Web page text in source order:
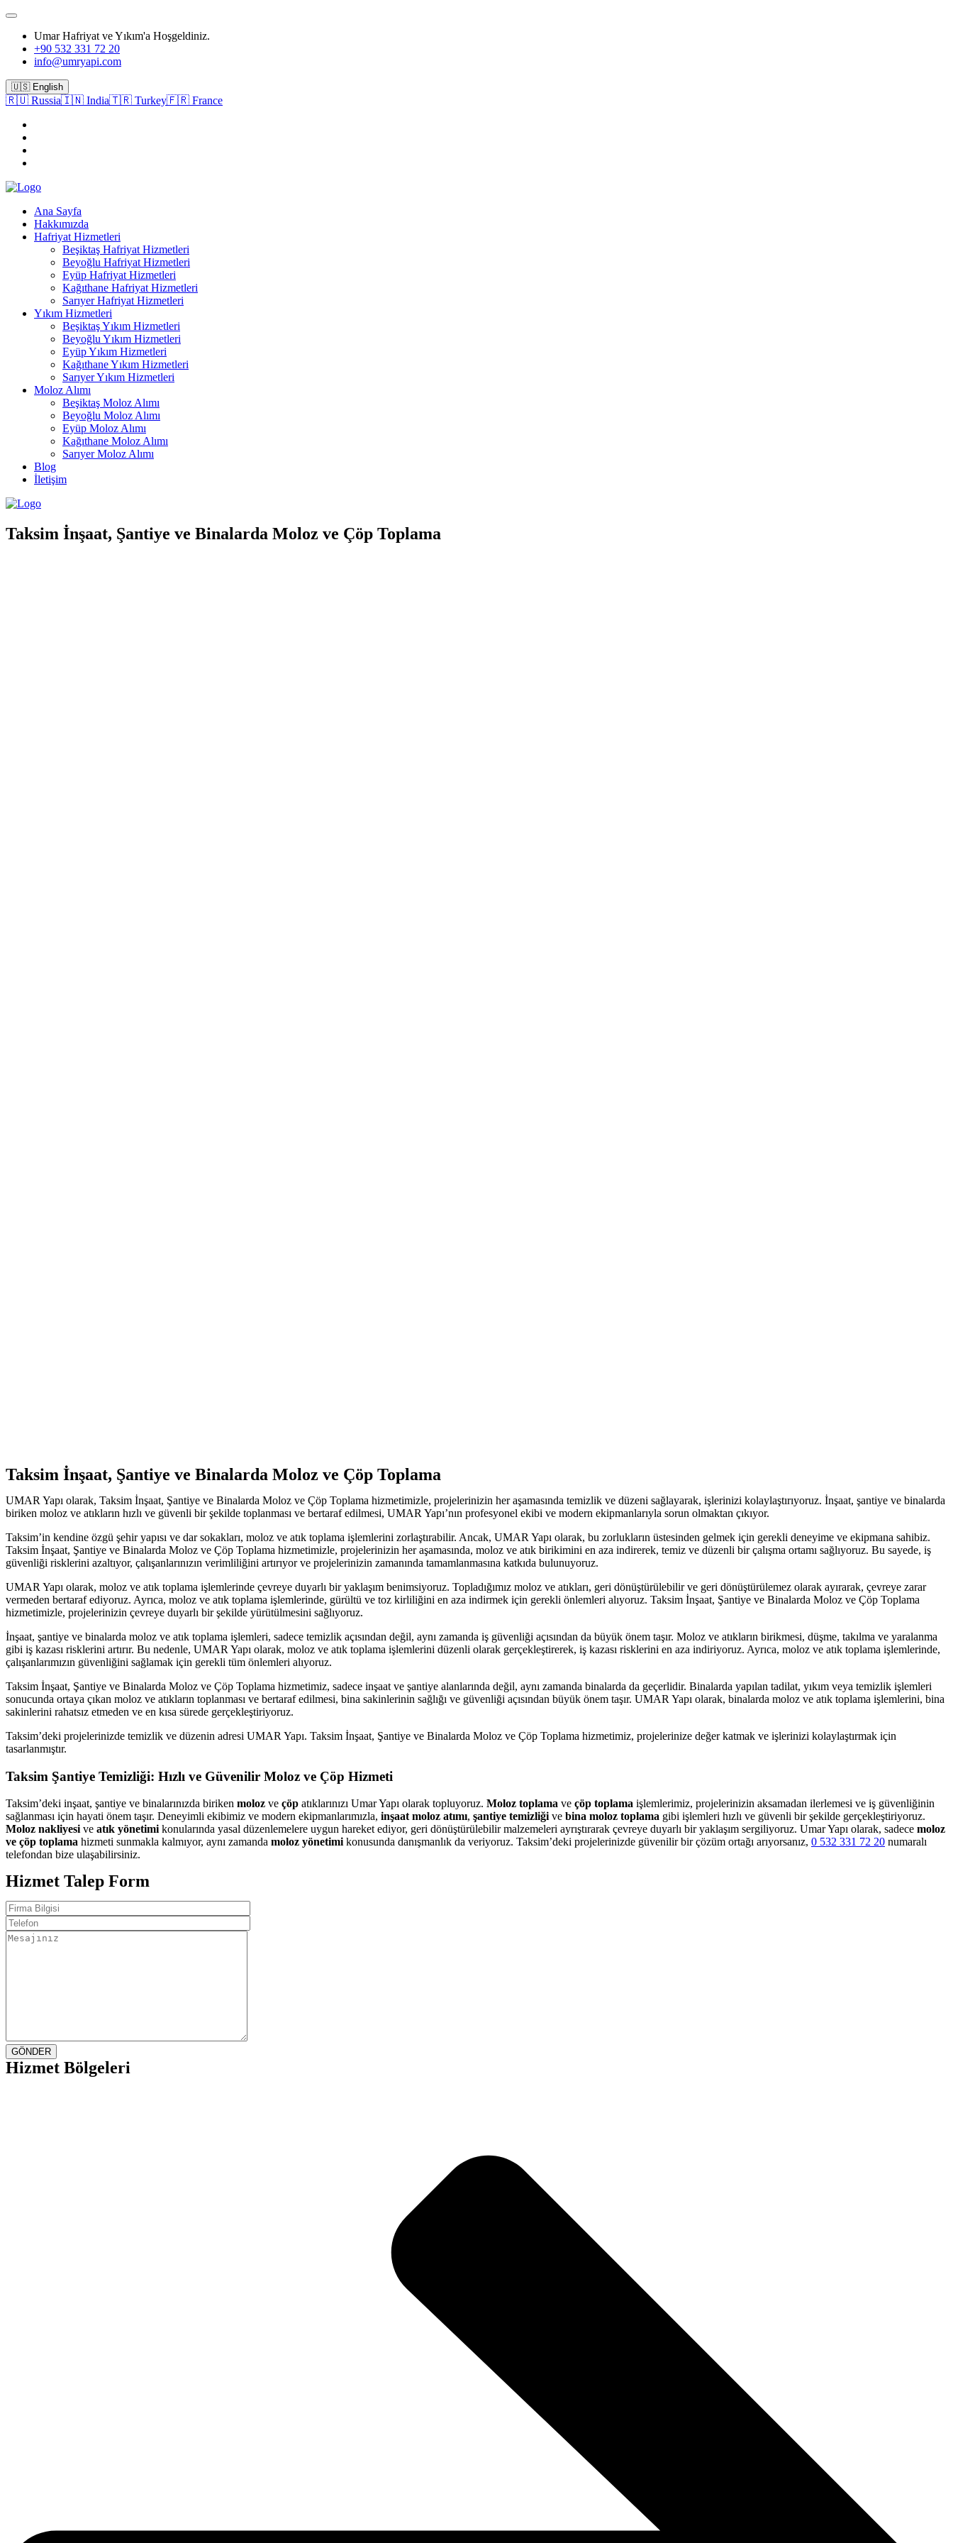
Umar Hafriyat ve Yıkım'a Hoşgeldiniz.
+90 532 331 72 20
info@umryapi.com
🇺🇸 English
🇷🇺 Russia🇮🇳 India🇹🇷 Turkey🇫🇷 France
Ana Sayfa
Hakkımızda
Hafriyat Hizmetleri
Beşiktaş Hafriyat Hizmetleri
Beyoğlu Hafriyat Hizmetleri
Eyüp Hafriyat Hizmetleri
Kağıthane Hafriyat Hizmetleri
Sarıyer Hafriyat Hizmetleri
Yıkım Hizmetleri
Beşiktaş Yıkım Hizmetleri
Beyoğlu Yıkım Hizmetleri
Eyüp Yıkım Hizmetleri
Kağıthane Yıkım Hizmetleri
Sarıyer Yıkım Hizmetleri
Moloz Alımı
Beşiktaş Moloz Alımı
Beyoğlu Moloz Alımı
Eyüp Moloz Alımı
Kağıthane Moloz Alımı
Sarıyer Moloz Alımı
Blog
İletişim
Taksim İnşaat, Şantiye ve Binalarda Moloz ve Çöp Toplama
Taksim İnşaat, Şantiye ve Binalarda Moloz ve Çöp Toplama
UMAR Yapı olarak, Taksim İnşaat, Şantiye ve Binalarda Moloz ve Çöp Toplama hizmetimizle, projelerinizin her aşamasında temizlik ve düzeni sağlayarak, işlerinizi kolaylaştırıyoruz. İnşaat, şantiye ve binalarda
biriken moloz ve atıkların hızlı ve güvenli bir şekilde toplanması ve bertaraf edilmesi, UMAR Yapı’nın profesyonel ekibi ve modern ekipmanlarıyla sorun olmaktan çıkıyor.
Taksim’in kendine özgü şehir yapısı ve dar sokakları, moloz ve atık toplama işlemlerini zorlaştırabilir. Ancak, UMAR Yapı olarak, bu zorlukların üstesinden gelmek için gerekli deneyime ve ekipmana sahibiz.
Taksim İnşaat, Şantiye ve Binalarda Moloz ve Çöp Toplama hizmetimizle, projelerinizin her aşamasında, moloz ve atık birikimini en aza indirerek, temiz ve düzenli bir çalışma ortamı sağlıyoruz. Bu sayede, iş
güvenliği risklerini azaltıyor, çalışanlarınızın verimliliğini artırıyor ve projelerinizin zamanında tamamlanmasına katkıda bulunuyoruz.
UMAR Yapı olarak, moloz ve atık toplama işlemlerinde çevreye duyarlı bir yaklaşım benimsiyoruz. Topladığımız moloz ve atıkları, geri dönüştürülebilir ve geri dönüştürülemez olarak ayırarak, çevreye zarar
vermeden bertaraf ediyoruz. Ayrıca, moloz ve atık toplama işlemlerinde, gürültü ve toz kirliliğini en aza indirmek için gerekli önlemleri alıyoruz. Taksim İnşaat, Şantiye ve Binalarda Moloz ve Çöp Toplama
hizmetimizle, projelerinizin çevreye duyarlı bir şekilde yürütülmesini sağlıyoruz.
İnşaat, şantiye ve binalarda moloz ve atık toplama işlemleri, sadece temizlik açısından değil, aynı zamanda iş güvenliği açısından da büyük önem taşır. Moloz ve atıkların birikmesi, düşme, takılma ve yaralanma
gibi iş kazası risklerini artırır. Bu nedenle, UMAR Yapı olarak, moloz ve atık toplama işlemlerini düzenli olarak gerçekleştirerek, iş kazası risklerini en aza indiriyoruz. Ayrıca, moloz ve atık toplama işlemlerinde,
çalışanlarımızın güvenliğini sağlamak için gerekli tüm önlemleri alıyoruz.
Taksim İnşaat, Şantiye ve Binalarda Moloz ve Çöp Toplama hizmetimiz, sadece inşaat ve şantiye alanlarında değil, aynı zamanda binalarda da geçerlidir. Binalarda yapılan tadilat, yıkım veya temizlik işlemleri
sonucunda ortaya çıkan moloz ve atıkların toplanması ve bertaraf edilmesi, bina sakinlerinin sağlığı ve güvenliği açısından büyük önem taşır. UMAR Yapı olarak, binalarda moloz ve atık toplama işlemlerini, bina
sakinlerini rahatsız etmeden ve en kısa sürede gerçekleştiriyoruz.
Taksim’deki projelerinizde temizlik ve düzenin adresi UMAR Yapı. Taksim İnşaat, Şantiye ve Binalarda Moloz ve Çöp Toplama hizmetimiz, projelerinize değer katmak ve işlerinizi kolaylaştırmak için
tasarlanmıştır.
Taksim Şantiye Temizliği: Hızlı ve Güvenilir Moloz ve Çöp Hizmeti
Taksim’deki inşaat, şantiye ve binalarınızda biriken moloz ve çöp atıklarınızı Umar Yapı olarak topluyoruz. Moloz toplama ve çöp toplama işlemlerimiz, projelerinizin aksamadan ilerlemesi ve iş güvenliğinin
sağlanması için hayati önem taşır. Deneyimli ekibimiz ve modern ekipmanlarımızla, inşaat moloz atımı, şantiye temizliği ve bina moloz toplama gibi işlemleri hızlı ve güvenli bir şekilde gerçekleştiriyoruz.
Moloz nakliyesi ve atık yönetimi konularında yasal düzenlemelere uygun hareket ediyor, geri dönüştürülebilir malzemeleri ayrıştırarak çevreye duyarlı bir yaklaşım sergiliyoruz. Umar Yapı olarak, sadece moloz
ve çöp toplama hizmeti sunmakla kalmıyor, aynı zamanda moloz yönetimi konusunda danışmanlık da veriyoruz. Taksim’deki projelerinizde güvenilir bir çözüm ortağı arıyorsanız, 0 532 331 72 20 numaralı
telefondan bize ulaşabilirsiniz.
Hizmet Talep Form
GÖNDER
Hizmet Bölgeleri